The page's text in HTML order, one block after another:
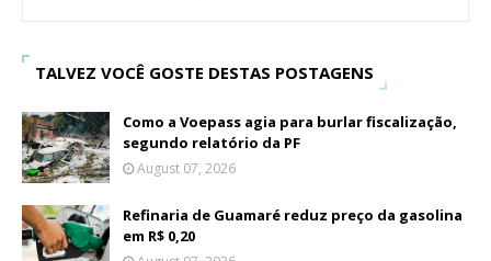
TALVEZ VOCÊ GOSTE DESTAS POSTAGENS
Como a Voepass agia para burlar fiscalização,
segundo relatório da PF
August 07, 2026
Refinaria de Guamaré reduz preço da gasolina
em R$ 0,20